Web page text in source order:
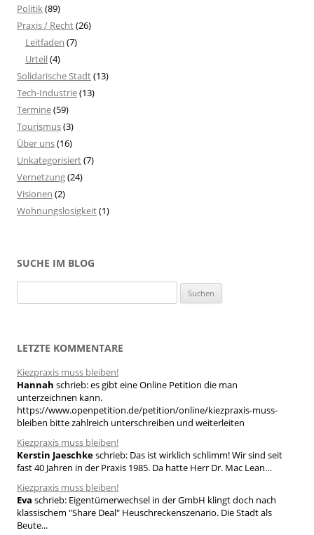
Politik(89)
Praxis / Recht(26)
Leitfaden (7)
Urteil(4)
Solidarische Stadt(13)
Tech-Industrie(13)
Termine(59)
Tourismus(3)
Über uns(16)
Unkategorisiert(7)
Vernetzung(24)
Visionen (2)
Wohnungslosigkeit(1)
SUCHE IM BLOG
u
n
n
a
c
h
:
LETZTE KOMMENTARE
Kiezpraxis muss bleiben!
Hannah schrieb:es gibt eine Online Petition die man
unterzeichnen kann.
https://www.openpetition.de/petition/online/kiezpraxis-muss-
bleiben bitte zahlreich unterschreiben und weiterleiten
Kiezpraxis muss bleiben!
Kerstin Jaeschkeschrieb: Das ist wirklich schlimm! Wir sind seit
fast 40 Jahren in der Praxis 1985. Da hatte Herr Dr. Mac Lean…
Kiezpraxis muss bleiben!
Eva schrieb: Eigentümerwechsel in der GmbH klingt doch nach
klassischem "Share Deal" Heuschreckenszenario. Die Stadt als
Beute...